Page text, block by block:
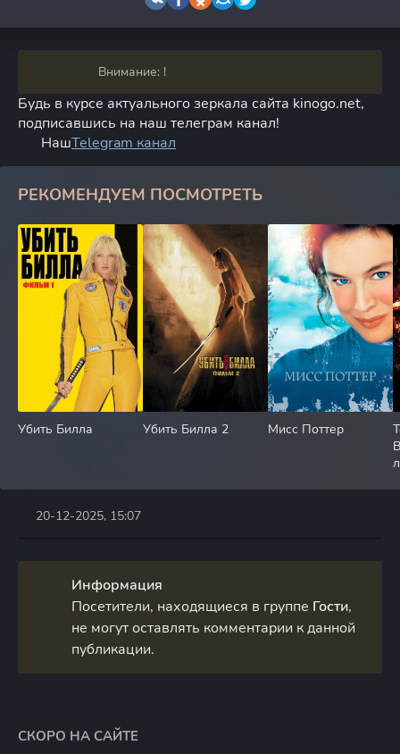
Внимание: !
Будь в курсе актуального зеркала сайта kinogo.net,
подписавшись на наш телеграм канал!
НашTelegram канал
РЕКОМЕНДУЕМ ПОСМОТРЕТЬ
Убить Билла Убить Билла 2 Мисс Поттер
20-12-2025, 15:07
Информация
Посетители, находящиеся в группе Гости,
не могут оставлять комментарии к данной
публикации.
СКОРО НА САЙТЕ